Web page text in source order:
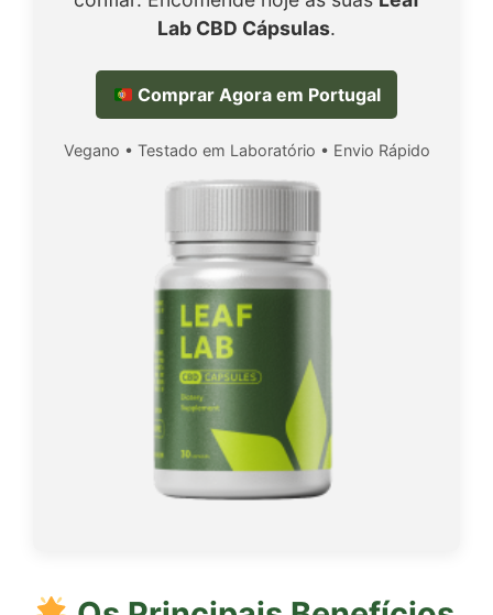
Lab CBD Cápsulas.
Comprar Agora em Portugal
Vegano • Testado em Laboratório • Envio Rápido